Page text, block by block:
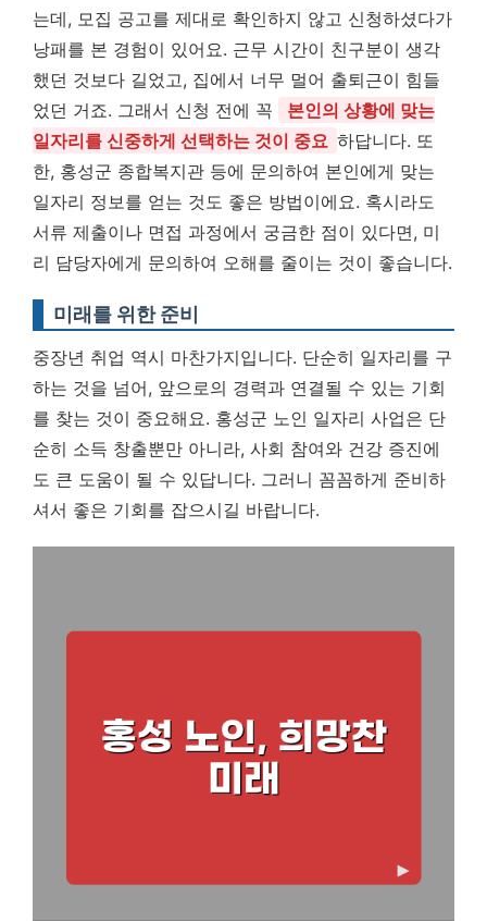
는데, 모집 공고를 제대로 확인하지 않고 신청하셨다가
낭패를 본 경험이 있어요. 근무 시간이 친구분이 생각
했던 것보다 길었고, 집에서 너무 멀어 출퇴근이 힘들
었던 거죠. 그래서 신청 전에 꼭
본인의 상황에 맞는
일자리를 신중하게 선택하는 것이 중요 하답니다. 또
한, 홍성군 종합복지관 등에 문의하여 본인에게 맞는
일자리 정보를 얻는 것도 좋은 방법이에요. 혹시라도
서류 제출이나 면접 과정에서 궁금한 점이 있다면, 미
리 담당자에게 문의하여 오해를 줄이는 것이 좋습니다.
미래를 위한 준비
중장년 취업 역시 마찬가지입니다. 단순히 일자리를 구
하는 것을 넘어, 앞으로의 경력과 연결될 수 있는 기회
를 찾는 것이 중요해요. 홍성군 노인 일자리 사업은 단
순히 소득 창출뿐만 아니라, 사회 참여와 건강 증진에
도 큰 도움이 될 수 있답니다. 그러니 꼼꼼하게 준비하
셔서 좋은 기회를 잡으시길 바랍니다.